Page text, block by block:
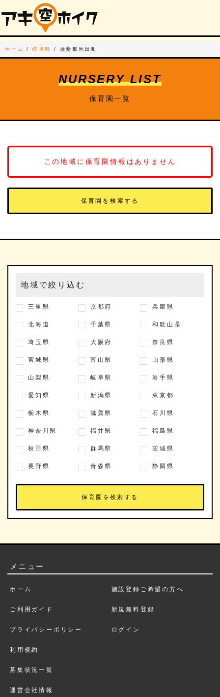
ホーム / 岐阜県 / 揖斐郡池田町
NURSERY LIST
保育園一覧
この地域に保育園情報はありません
保育園を検索する
地域で絞り込む
三重県 京都府 兵庫県
北海道 千葉県 和歌山県
埼玉県 大阪府 奈良県
宮城県 富山県 山形県
山梨県 岐阜県 岩手県
愛知県 新潟県 東京都
栃木県 滋賀県 石川県
神奈川県 福井県 福島県
秋田県 群馬県 茨城県
長野県 青森県 静岡県
メニュー
ホーム
ご利用ガイド
プライバシーポリシー
利用規約
募集状況一覧
運営会社情報
施設登録ご希望の方へ
新規無料登録
ログイン